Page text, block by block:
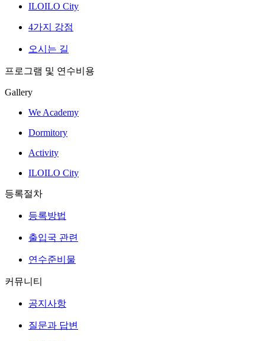
ILOILO City
4가지 강점
오시는 길
프로그램 및 연수비용
Gallery
We Academy
Dormitory
Activity
ILOILO City
등록절차
등록방법
출입국 관련
연수준비물
커뮤니티
공지사항
질문과 답변